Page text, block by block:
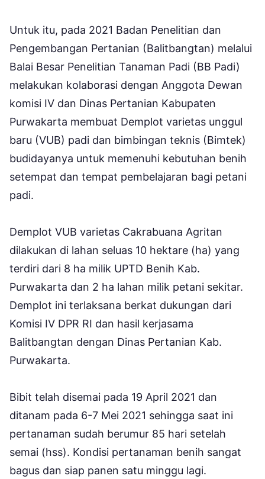
Untuk itu, pada 2021 Badan Penelitian dan
Pengembangan Pertanian (Balitbangtan) melalui
Balai Besar Penelitian Tanaman Padi (BB Padi)
melakukan kolaborasi dengan Anggota Dewan
komisi IV dan Dinas Pertanian Kabupaten
Purwakarta membuat Demplot varietas unggul
baru (VUB) padi dan bimbingan teknis (Bimtek)
budidayanya untuk memenuhi kebutuhan benih
setempat dan tempat pembelajaran bagi petani
padi.
Demplot VUB varietas Cakrabuana Agritan
dilakukan di lahan seluas 10 hektare (ha) yang
terdiri dari 8 ha milik UPTD Benih Kab.
Purwakarta dan 2 ha lahan milik petani sekitar.
Demplot ini terlaksana berkat dukungan dari
Komisi IV DPR RI dan hasil kerjasama
Balitbangtan dengan Dinas Pertanian Kab.
Purwakarta.
Bibit telah disemai pada 19 April 2021 dan
ditanam pada 6-7 Mei 2021 sehingga saat ini
pertanaman sudah berumur 85 hari setelah
semai (hss). Kondisi pertanaman benih sangat
bagus dan siap panen satu minggu lagi.